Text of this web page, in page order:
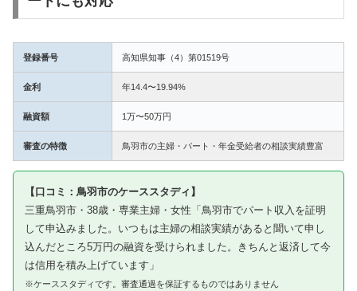
登録番号 高知県知事（4）第01519号
金利 年14.4〜19.94%
融資額 1万〜50万円
審査の特徴 鳥羽市の主婦・パート・年金受給者の相談実績豊富
【口コミ：鳥羽市のケーススタディ】
三重鳥羽市・38歳・専業主婦・女性「鳥羽市でパート収入を証明
して申込みました。いつもは主婦の相談実績があると聞いて申し
込んだところ5万円の融資を受けられました。きちんと返済して今
は信用を積み上げています」
※ケーススタディです。審査通過を保証するものではありません